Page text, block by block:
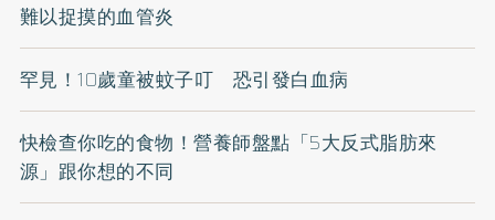
難以捉摸的血管炎
罕見！10歲童被蚊子叮 恐引發白血病
快檢查你吃的食物！營養師盤點「5大反式脂肪來
源」跟你想的不同